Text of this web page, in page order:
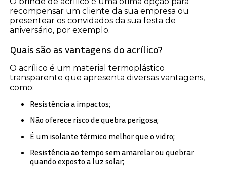
recompensar um cliente da sua empresa ou
presentear os convidados da sua festa de
aniversário, por exemplo.
Quais são as vantagens do acrílico?
O acrílico é um material termoplástico
transparente que apresenta diversas vantagens,
como:
Resistência a impactos;
Não oferece risco de quebra perigosa;
É um isolante térmico melhor que o vidro;
Resistência ao tempo sem amarelar ou quebrar
quando exposto a luz solar;